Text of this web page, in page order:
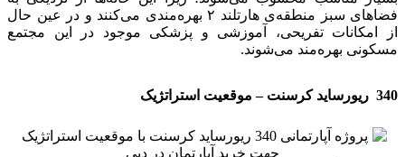
فضاهای سبز منطقه‌ی هارتلند ۲ بهره‌مندی می‌کنند و در عین حال
از امکانات تفریحی، آموزشی و پزشکی موجود در این مجتمع
مسکونی بهره‌مند می‌شوند.
340 ریورساید کرسنت – موقعیت استراتژیک